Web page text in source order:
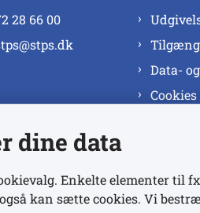
28 66 00
Data-
Cookies
dine data
Enkelte elementer til
kan sætte cookies. Vi